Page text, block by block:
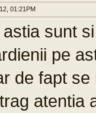
01:21PM
astia sunt
pe
de fapt
atentia